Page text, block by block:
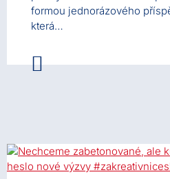
formou jednorázového
která…